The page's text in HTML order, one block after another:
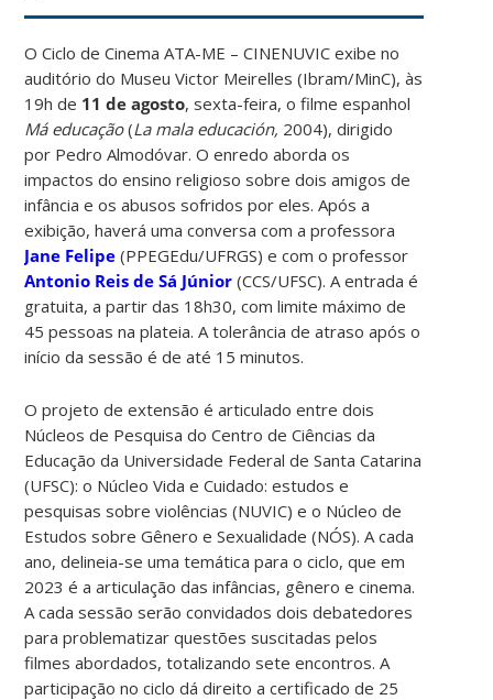
O Ciclo de Cinema ATA-ME – CINENUVIC exibe no
auditório do Museu Victor Meirelles (Ibram/MinC), às
19h de 11 de agosto, sexta-feira, o filme espanhol
Má educação(La mala educación, 2004), dirigido
por Pedro Almodóvar. O enredo aborda os
impactos do ensino religioso sobre dois amigos de
infância e os abusos sofridos por eles. Após a
exibição, haverá uma conversa com a professora
Jane Felipe (PPEGEdu/UFRGS) e com o professor
Antonio Reis de Sá Júnior (CCS/UFSC). A entrada é
gratuita, a partir das 18h30, com limite máximo de
45 pessoas na plateia. A tolerância de atraso após o
início da sessão é de até 15 minutos.
O projeto de extensão é articulado entre dois
Núcleos de Pesquisa do Centro de Ciências da
Educação da Universidade Federal de Santa Catarina
(UFSC): o Núcleo Vida e Cuidado: estudos e
pesquisas sobre violências (NUVIC) e o Núcleo de
Estudos sobre Gênero e Sexualidade (NÓS). A cada
ano, delineia-se uma temática para o ciclo, que em
2023 é a articulação das infâncias, gênero e cinema.
A cada sessão serão convidados dois debatedores
para problematizar questões suscitadas pelos
filmes abordados, totalizando sete encontros. A
participação no ciclo dá direito a certificado de 25